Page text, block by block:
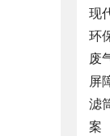
现
环
废
屏
滤
案